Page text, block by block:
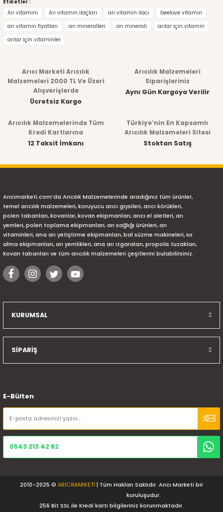
Etiketler :
Arı vitamini
Arı vitamin ilaçları arı vitamin ilacı
beelove vitamin
arı vitamin fiyatları
arı mineralleri arı minerali
arılar için vitamin
arılar için vitaminler
Arıcı Marketi Arıcılık
Malzemeleri 2000 TL Ve Üzeri
Alışverişlerde
Ücretsiz Kargo
Arıcılık Malzemeleri
Siparişleriniz
Aynı Gün Kargoya Verilir
Arıcılık Malzemelerinde Tüm
Kredi Kartlarına
12 Taksit İmkanı
Türkiye’nin En Kapsamlı
Arıcılık Malzemeleri Sitesi
Stoktan Satış
Arıcımarketi.com’da Arıcılık Malzemelerinde aradığınız tüm ürünler,
temel arıcılık malzemeleri, koruyucu arıcı giysileri, arıcı körükleri,
polen tabanları, kovanlar, kovan ekipmanları, arıcı el aletleri, arı
yemleri, polen toplama ekipmanları, arı sağlığı ürünleri, arı
vitaminleri, ana arı yetiştirme ekipmanları, bal süzme makineleri, sır
alma ekipmanları, arı yemlikleri, ana arı ızgaraları, propolis tuzakları,
kovan tabanları ve tüm arıcılık malzemeleri çeşitlerini bulabilirsiniz.
KURUMSAL
SİPARİŞ
E-Bülten
0543 213 42 82
2010-2025 © ARICIMARKETİ | Tüm Hakları Saklıdır. Arıcı Marketi bir
kuruluşudur.
256 Bit SSL ile Kredi kartı bilgileriniz korunmaktadır.